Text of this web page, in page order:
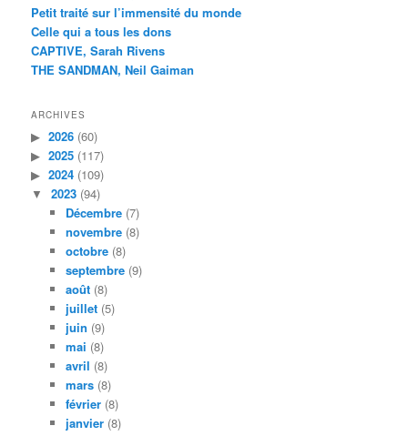
Petit traité sur l’immensité du monde
Celle qui a tous les dons
CAPTIVE, Sarah Rivens
THE SANDMAN, Neil Gaiman
ARCHIVES
2026 (60)
2025 (117)
2024 (109)
2023 (94)
Décembre(7)
novembre(8)
octobre(8)
septembre(9)
août(8)
juillet(5)
juin (9)
mai (8)
avril (8)
mars(8)
février(8)
janvier(8)